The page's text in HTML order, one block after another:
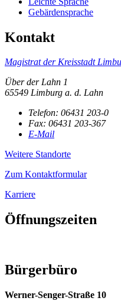
Gebärdensprache
Kontakt
Magistrat der Kreisstadt
Über der Lahn 1
65549 Limburg a. d. Lahn
Telefon: 06431 203-0
Fax: 06431 203-367
E-Mail
Weitere Standorte
Zum Kontaktformular
Karriere
Öffnungszeiten
Bürgerbüro
Werner-Senger-Straße 10